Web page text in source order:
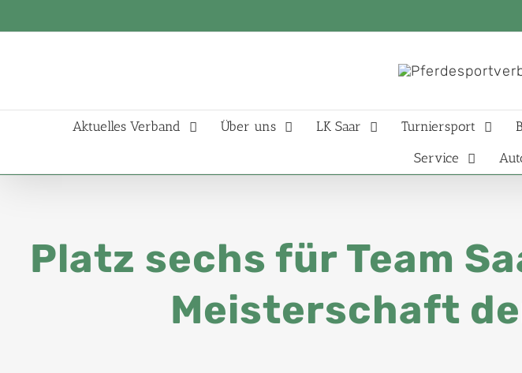
Aktuelles Verband Über uns LK Saar Turniersport
Service
Platz sechs für Team
Meisterschaft